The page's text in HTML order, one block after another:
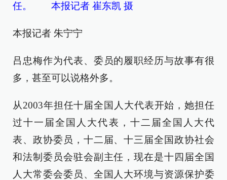
任。 本报记者 崔东凯 摄
本报记者 朱宁宁
吕忠梅作为代表、委员的履职经历与故事有很
多，甚至可以说格外多。
从2003年担任十届全国人大代表开始，她担任
过十一届全国人大代表，十二届全国人大代
表、政协委员，十二届、十三届全国政协社会
和法制委员会驻会副主任，现在是十四届全国
人大常委会委员、全国人大环境与资源保护委